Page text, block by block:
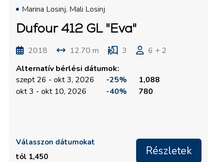
Marina Losinj, Mali Losinj
Dufour 412 GL "Eva"
2018 12.70 m 3
6 + 2
Alternatív bérlési dátumok:
szept 26 - okt 3, 2026
-25%
1,088
okt 3 - okt 10, 2026
-40% 780
Válasszon dátumokat
tól 1,450
Részletek